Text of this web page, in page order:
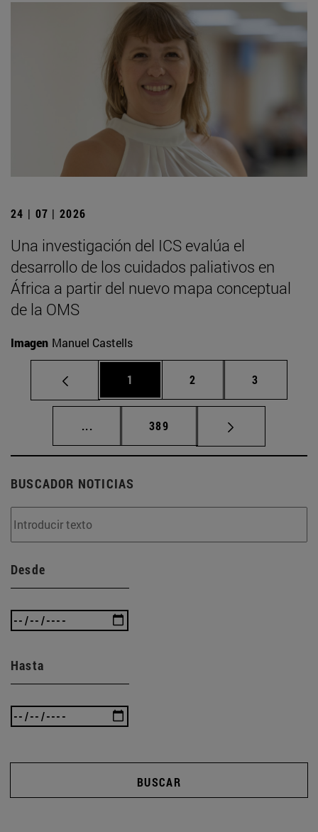
24 | 07 | 2026
Una investigación del ICS evalúa el
desarrollo de los cuidados paliativos en
África a partir del nuevo mapa conceptual
de la OMS
Imagen Manuel Castells
Página
1 Página
2 Página
3
... Páginas intermedias Use TAB para
Página
389
BUSCADOR NOTICIAS
Desde
Hasta
BUSCAR